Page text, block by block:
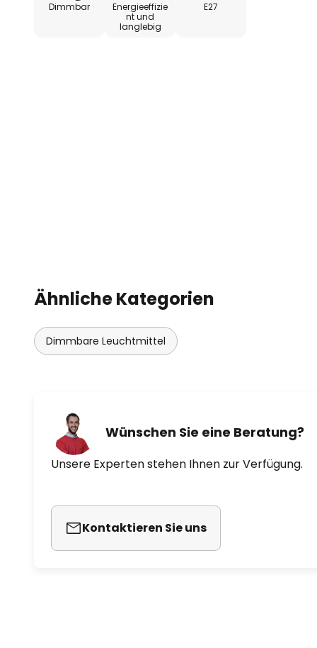
Dimmbar
Energieeffizie
nt und
langlebig
E27
Ähnliche Kategorien
Dimmbare Leuchtmittel
Wünschen Sie eine Beratung?
Unsere Experten stehen Ihnen zur Verfügung.
Kontaktieren Sie uns